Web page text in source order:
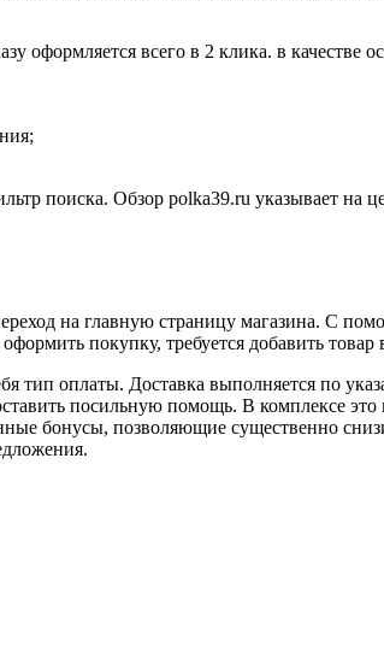
оформляется всего в 2 клика. в качестве
поиска. Обзор polka39.ru указывает на
на главную страницу магазина. С
покупку, требуется добавить товар
тип оплаты. Доставка выполняется по
посильную помощь. В комплексе это
бонусы, позволяющие существенно